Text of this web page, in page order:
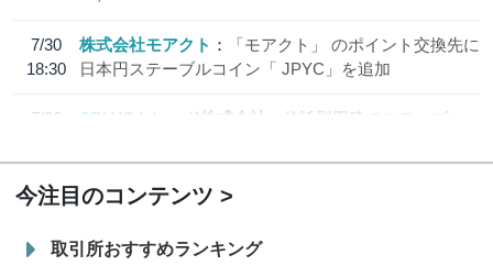
7/30
18:30
株式会社モアクト
「モアクト」 のポイント交換先に
日本円ステーブルコイン「 JPYC」を追加
7/29
SBI VCトレード株式会社
信託型円建てステーブル
今注目のコンテンツ
取引所おすすめランキング